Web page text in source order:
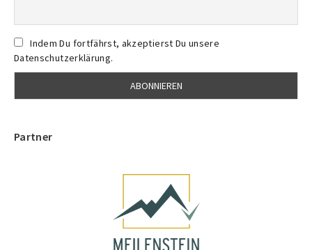
Indem Du fortfährst, akzeptierst Du unsere
Datenschutzerklärung.
Partner